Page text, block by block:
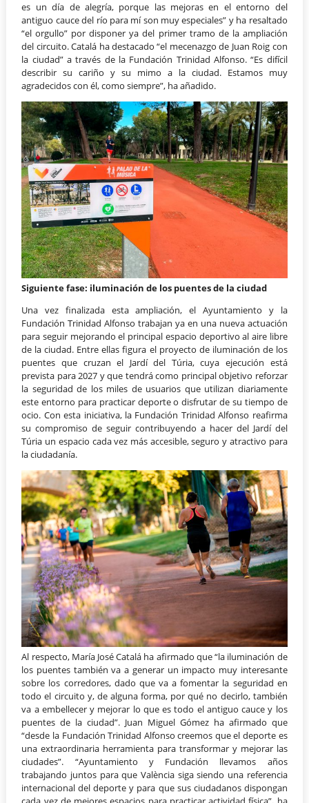
es un día de alegría, porque las mejoras en el entorno del
antiguo cauce del río para mí son muy especiales” y ha resaltado
“el orgullo” por disponer ya del primer tramo de la ampliación
del circuito. Catalá ha destacado “el mecenazgo de Juan Roig con
la ciudad” a través de la Fundación Trinidad Alfonso. “Es difícil
describir su cariño y su mimo a la ciudad. Estamos muy
agradecidos con él, como siempre”, ha añadido.
Siguiente fase: iluminación de los puentes de la ciudad
Una vez finalizada esta ampliación, el Ayuntamiento y la
Fundación Trinidad Alfonso trabajan ya en una nueva actuación
para seguir mejorando el principal espacio deportivo al aire libre
de la ciudad. Entre ellas figura el proyecto de iluminación de los
puentes que cruzan el Jardí del Túria, cuya ejecución está
prevista para 2027 y que tendrá como principal objetivo reforzar
la seguridad de los miles de usuarios que utilizan diariamente
este entorno para practicar deporte o disfrutar de su tiempo de
ocio. Con esta iniciativa, la Fundación Trinidad Alfonso reafirma
su compromiso de seguir contribuyendo a hacer del Jardí del
Túria un espacio cada vez más accesible, seguro y atractivo para
la ciudadanía.
Al respecto, María José Catalá ha afirmado que “la iluminación de
los puentes también va a generar un impacto muy interesante
sobre los corredores, dado que va a fomentar la seguridad en
todo el circuito y, de alguna forma, por qué no decirlo, también
va a embellecer y mejorar lo que es todo el antiguo cauce y los
puentes de la ciudad”. Juan Miguel Gómez ha afirmado que
“desde la Fundación Trinidad Alfonso creemos que el deporte es
una extraordinaria herramienta para transformar y mejorar las
ciudades”. “Ayuntamiento y Fundación llevamos años
trabajando juntos para que València siga siendo una referencia
internacional del deporte y para que sus ciudadanos dispongan